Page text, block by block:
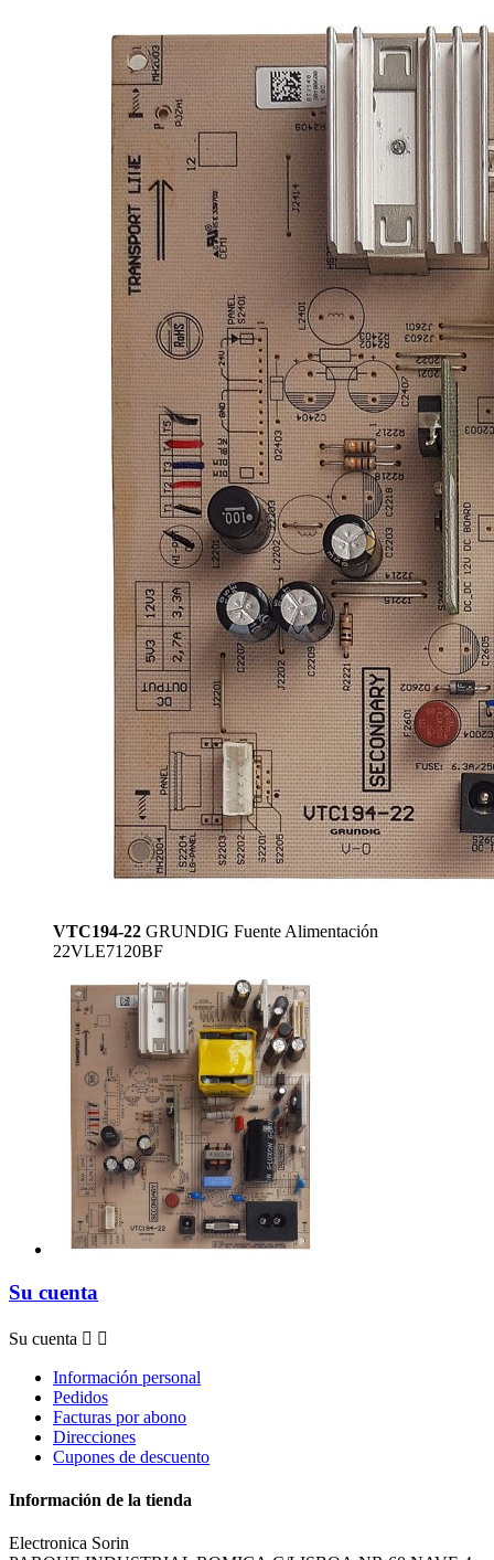
VTC194-22 GRUNDIG Fuente Alimentación
22VLE7120BF
Su cuenta
Su cuenta  
Información personal
Pedidos
Facturas por abono
Direcciones
Cupones de descuento
Información de la tienda
Electronica Sorin